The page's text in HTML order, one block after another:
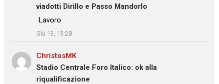
viadotti Dirillo e Passo Mandorlo
: “Lavoro
”
Giu 13, 13:28
ChristosMKsu
Stadio Centrale Foro Italico: ok alla
riqualificazione